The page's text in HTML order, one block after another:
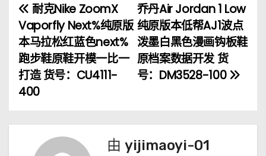
文
章
导
航
乔丹Air Jordan 1 Low
纯原版本低帮AJ1波点
泼墨白黑色漫画钩板鞋
原档案数据开发 货
号：DM3528-100
耐克Nike ZoomX
Vaporfly Next%纯原版
本马拉松红蓝色next%
跑步鞋原鞋开模一比一
打造 货号：CU4111-
400
由 yijimaoyi-01